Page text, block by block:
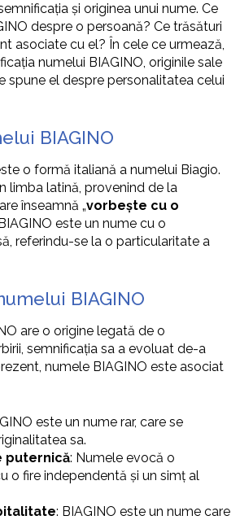
și originea unui nume. Ce
despre o persoană? Ce trăsături
asociate cu el? În cele ce urmează,
numelui BIAGINO, originile sale
spune el despre personalitatea celui
BIAGINO
o formă italiană a numelui Biagio.
limba latină, provenind de la
înseamnă „vorbește cu o
este un nume cu o
referindu-se la o particularitate a
BIAGINO
are o origine legată de o
semnificația sa a evoluat de-a
numele BIAGINO este asociat
este un nume rar, care se
sa.
puternică: Numele evocă o
o fire independentă și un simț al
: BIAGINO este un nume care